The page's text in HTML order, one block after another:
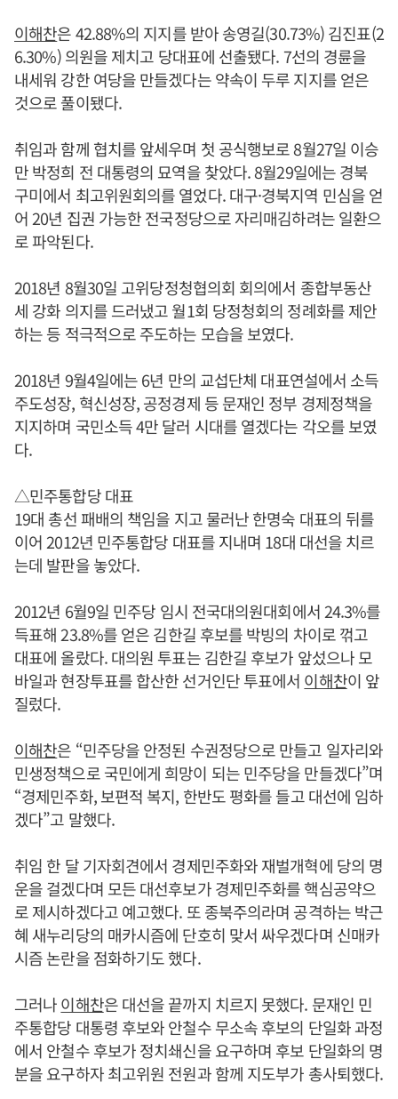
이해찬은 42.88%의 지지를 받아 송영길(30.73%) 김진표(2
6.30%) 의원을 제치고 당대표에 선출됐다. 7선의 경륜을
내세워 강한 여당을 만들겠다는 약속이 두루 지지를 얻은
것으로 풀이됐다.
취임과 함께 협치를 앞세우며 첫 공식행보로 8월27일 이승
만 박정희 전 대통령의 묘역을 찾았다. 8월29일에는 경북
구미에서 최고위원회의를 열었다. 대구·경북지역 민심을 얻
어 20년 집권 가능한 전국정당으로 자리매김하려는 일환으
로 파악된다.
2018년 8월30일 고위당정청협의회 회의에서 종합부동산
세 강화 의지를 드러냈고 월1회 당정청회의 정례화를 제안
하는 등 적극적으로 주도하는 모습을 보였다.
2018년 9월4일에는 6년 만의 교섭단체 대표연설에서 소득
주도성장, 혁신성장, 공정경제 등 문재인 정부 경제정책을
지지하며 국민소득 4만 달러 시대를 열겠다는 각오를 보였
다.
△민주통합당 대표
19대 총선 패배의 책임을 지고 물러난 한명숙 대표의 뒤를
이어 2012년 민주통합당 대표를 지내며 18대 대선을 치르
는데 발판을 놓았다.
2012년 6월9일 민주당 임시 전국대의원대회에서 24.3%를
득표해 23.8%를 얻은 김한길 후보를 박빙의 차이로 꺾고
대표에 올랐다. 대의원 투표는 김한길 후보가 앞섰으나 모
바일과 현장투표를 합산한 선거인단 투표에서 이해찬이 앞
질렀다.
이해찬은 “민주당을 안정된 수권정당으로 만들고 일자리와
민생정책으로 국민에게 희망이 되는 민주당을 만들겠다”며
“경제민주화, 보편적 복지, 한반도 평화를 들고 대선에 임하
겠다”고 말했다.
취임 한 달 기자회견에서 경제민주화와 재벌개혁에 당의 명
운을 걸겠다며 모든 대선후보가 경제민주화를 핵심공약으
로 제시하겠다고 예고했다. 또 종북주의라며 공격하는 박근
혜 새누리당의 매카시즘에 단호히 맞서 싸우겠다며 신매카
시즘 논란을 점화하기도 했다.
그러나이해찬은 대선을 끝까지 치르지 못했다. 문재인 민
주통합당 대통령 후보와 안철수 무소속 후보의 단일화 과정
에서 안철수 후보가 정치쇄신을 요구하며 후보 단일화의 명
분을 요구하자 최고위원 전원과 함께 지도부가 총사퇴했다.